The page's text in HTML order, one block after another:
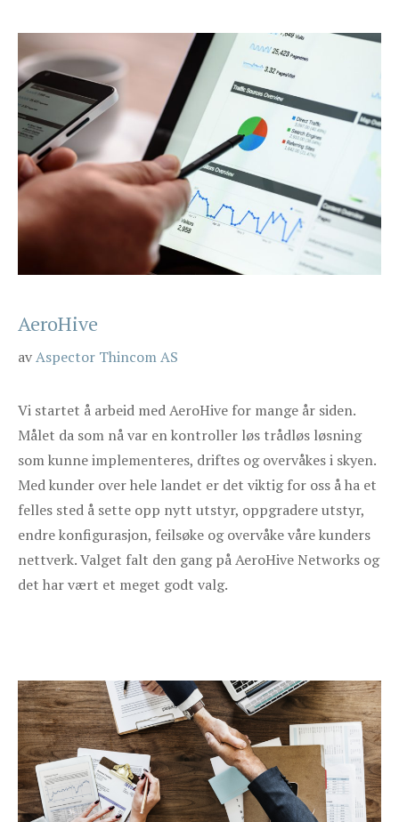
AeroHive
avAspector Thincom AS
Vi startet å arbeid med AeroHive for mange år siden.
Målet da som nå var en kontroller løs trådløs løsning
som kunne implementeres, driftes og overvåkes i skyen.
Med kunder over hele landet er det viktig for oss å ha et
felles sted å sette opp nytt utstyr, oppgradere utstyr,
endre konfigurasjon, feilsøke og overvåke våre kunders
nettverk. Valget falt den gang på AeroHive Networks og
det har vært et meget godt valg.